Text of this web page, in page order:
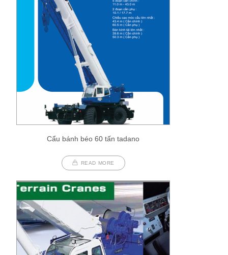
Cẩu bánh béo 60 tấn tadano
READ MORE